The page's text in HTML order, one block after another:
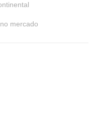
mercado